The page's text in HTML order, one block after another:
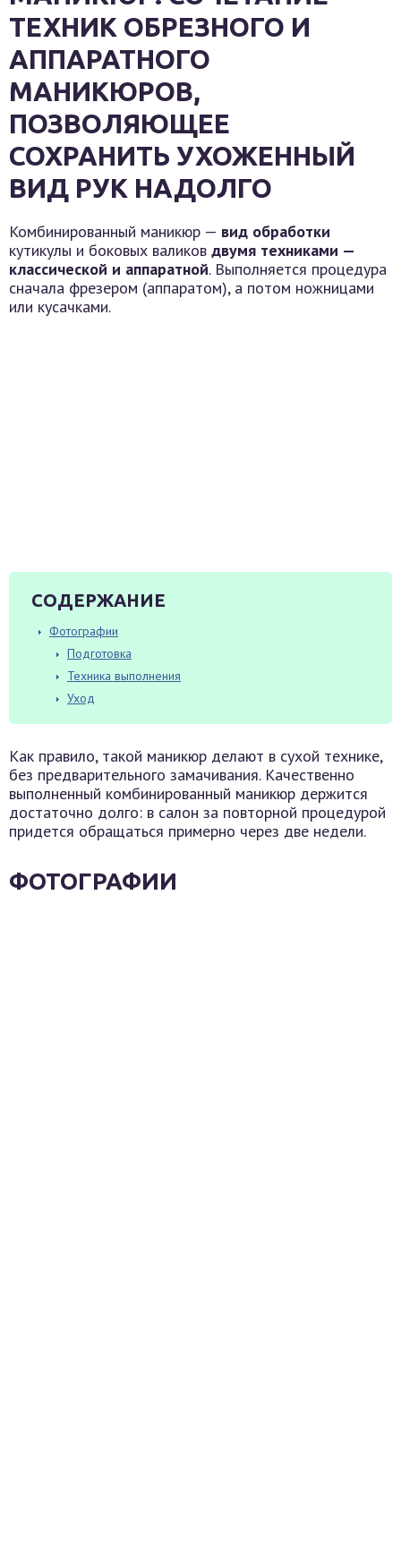
ТЕХНИК ОБРЕЗНОГО И
АППАРАТНОГО
МАНИКЮРОВ,
ПОЗВОЛЯЮЩЕЕ
СОХРАНИТЬ УХОЖЕННЫЙ
ВИД РУК НАДОЛГО
Комбинированный маникюр — вид обработки
кутикулы и боковых валиков двумя техниками —
классической и аппаратной. Выполняется процедура
сначала фрезером (аппаратом), а потом ножницами
или кусачками.
СОДЕРЖАНИЕ
Фотографии
Подготовка
Техника выполнения
Уход
Как правило, такой маникюр делают в сухой технике,
без предварительного замачивания. Качественно
выполненный комбинированный маникюр держится
достаточно долго: в салон за повторной процедурой
придется обращаться примерно через две недели.
ФОТОГРАФИИ